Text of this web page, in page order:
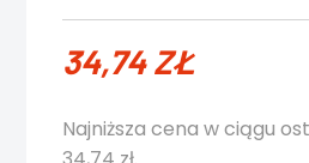
34,74ZŁ
Najniższa cena w ciągu